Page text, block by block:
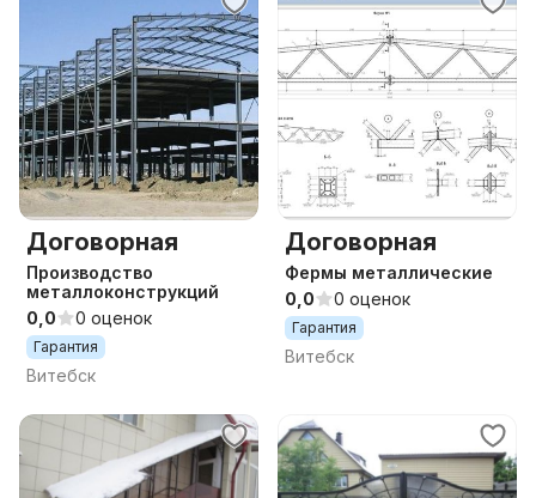
Договорная
Производство
металлоконструкций
0,0
0 оценок
Гарантия
Витебск
Договорная
Фермы металлические
0,0
0 оценок
Гарантия
Витебск